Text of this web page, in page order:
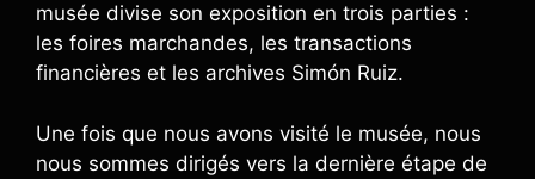
musée divise son exposition en trois parties :
les foires marchandes, les transactions
financières et les archives Simón Ruiz.
Une fois que nous avons visité le musée, nous
nous sommes dirigés vers la dernière étape de